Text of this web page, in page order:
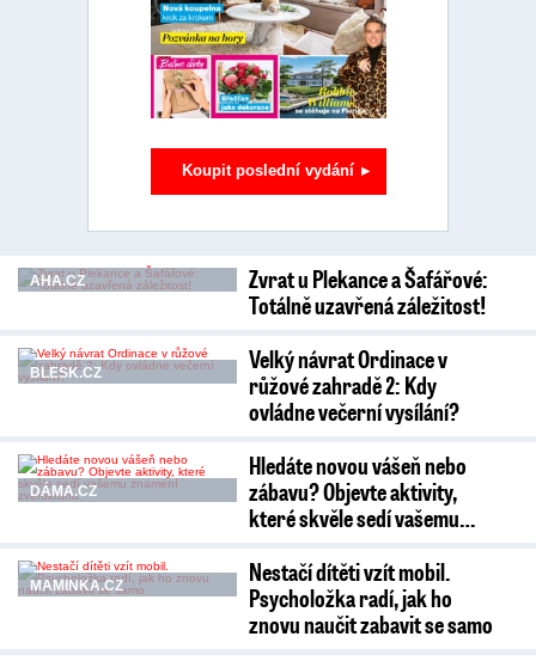
Koupit poslední vydání
AHA.CZ
Zvrat u Plekance a Šafářové:
Totálně uzavřená záležitost!
BLESK.CZ
Velký návrat Ordinace v
růžové zahradě 2: Kdy
ovládne večerní vysílání?
DÁMA.CZ
Hledáte novou vášeň nebo
zábavu? Objevte aktivity,
které skvěle sedí vašemu…
MAMINKA.CZ
Nestačí dítěti vzít mobil.
Psycholožka radí, jak ho
znovu naučit zabavit se samo